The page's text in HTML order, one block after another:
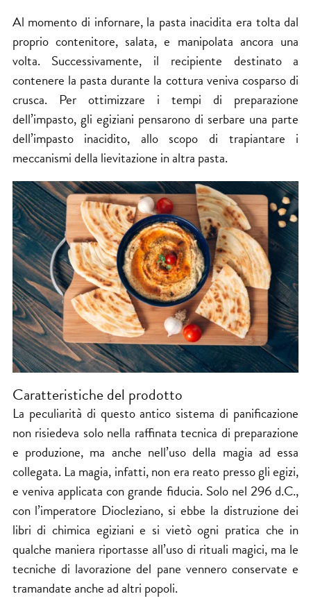
Al momento di infornare, la pasta inacidita era tolta dal
proprio contenitore, salata, e manipolata ancora una
volta. Successivamente, il recipiente destinato a
contenere la pasta durante la cottura veniva cosparso di
crusca. Per ottimizzare i tempi di preparazione
dell’impasto, gli egiziani pensarono di serbare una parte
dell’impasto inacidito, allo scopo di trapiantare i
meccanismi della lievitazione in altra pasta.
Caratteristiche del prodotto
La peculiarità di questo antico sistema di panificazione
non risiedeva solo nella raffinata tecnica di preparazione
e produzione, ma anche nell’uso della magia ad essa
collegata. La magia, infatti, non era reato presso gli egizi,
e veniva applicata con grande fiducia. Solo nel 296 d.C.,
con l’imperatore Diocleziano, si ebbe la distruzione dei
libri di chimica egiziani e si vietò ogni pratica che in
qualche maniera riportasse all’uso di rituali magici, ma le
tecniche di lavorazione del pane vennero conservate e
tramandate anche ad altri popoli.